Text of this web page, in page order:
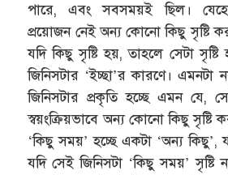
পারে, এবং সবসময়ই ছিল।
প্রয়োজন নেই অন্য কোনো কিছু সৃষ্টি
যদি কিছু সৃষ্টি হয়, তাহলে সেটা
জিনিসটার ‘ইচ্ছা’র কারণে। এমনটা
জিনিসটার প্রকৃতি হচ্ছে এমন যে,
স্বয়ংক্রিয়ভাবে অন্য কোনো কিছু
‘কিছু সময়’ হচ্ছে একটা ‘অন্য কিছু’,
যদি সেই জিনিসটা ‘কিছু সময়’ সৃষ্টি